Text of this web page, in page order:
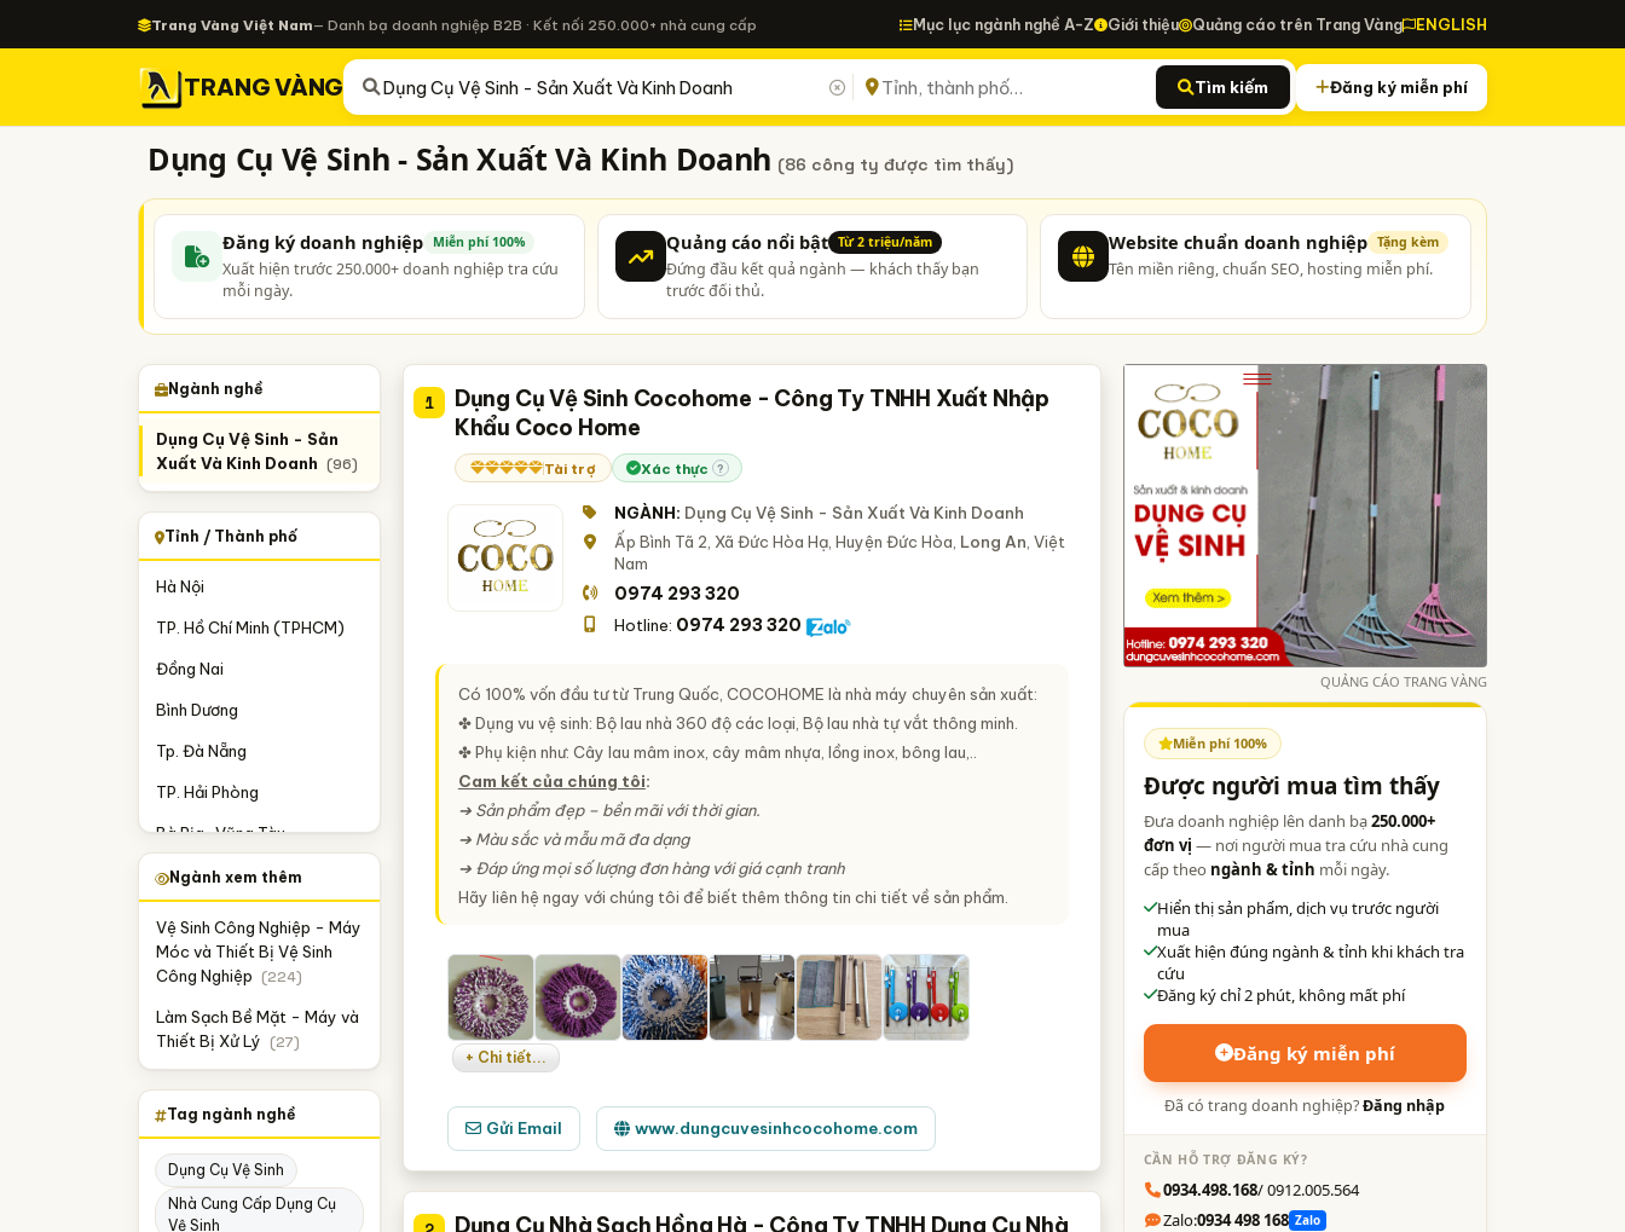
Trang Vàng Việt Nam— Danh bạ doanh nghiệp B2B · Kết nối 250.000+ nhà cung cấp Mục lục ngành nghề A-Z Giới thiệu Quảng cáo trên Trang Vàng ENGLISH
TRANG VÀNG Tìm kiếm Đăng ký miễn phí
Dụng Cụ Vệ Sinh - Sản Xuất Và Kinh Doanh (86 công ty được tìm thấy)
Đăng ký doanh nghiệp Miễn phí 100%
Xuất hiện trước 250.000+ doanh nghiệp tra cứu
mỗi ngày.
Quảng cáo nổi bật Từ 2 triệu/năm
Đứng đầu kết quả ngành — khách thấy bạn
trước đối thủ.
Website chuẩn doanh nghiệp Tặng kèm
Tên miền riêng, chuẩn SEO, hosting miễn phí.
Ngành nghề
Dụng Cụ Vệ Sinh - Sản
Xuất Và Kinh Doanh (96)
Tỉnh / Thành phố
Hà Nội
TP. Hồ Chí Minh (TPHCM)
Đồng Nai
Bình Dương
Tp. Đà Nẵng
TP. Hải Phòng
Bà Rịa-Vũng Tàu
Bắc Ninh
Thanh Hóa
Bến Tre
Hải Dương
Long An
Tiền Giang
Ngành xem thêm
Vệ Sinh Công Nghiệp - Máy
Móc và Thiết Bị Vệ Sinh
Công Nghiệp (224)
Làm Sạch Bề Mặt - Máy và
Thiết Bị Xử Lý (27)
Tag ngành nghề
Dụng Cụ Vệ Sinh
Nhà Cung Cấp Dụng Cụ
Vệ Sinh
1
Dụng Cụ Vệ Sinh Cocohome - Công Ty TNHH Xuất Nhập
Khẩu Coco Home
Tài trợ Xác thực ?
NGÀNH: Dụng Cụ Vệ Sinh - Sản Xuất Và Kinh Doanh
Ấp Bình Tã 2, Xã Đức Hòa Hạ, Huyện Đức Hòa, Long An , Việt
Nam
0974 293 320
Hotline: 0974 293 320
Có 100% vốn đầu tư từ Trung Quốc, COCOHOME là nhà máy chuyên sản xuất:
✤ Dụng vu vệ sinh: Bộ lau nhà 360 độ các loại, Bộ lau nhà tự vắt thông minh.
✤ Phụ kiện như: Cây lau mâm inox, cây mâm nhựa, lồng inox, bông lau,..
Cam kết của chúng tôi:
➔ Sản phẩm đẹp – bền mãi với thời gian.
➔ Màu sắc và mẫu mã đa dạng
➔ Đáp ứng mọi số lượng đơn hàng với giá cạnh tranh
Hãy liên hệ ngay với chúng tôi để biết thêm thông tin chi tiết về sản phẩm.
+ Chi tiết...
Gửi Email www.dungcuvesinhcocohome.com
Dụng Cụ Nhà Sạch Hồng Hà - Công Ty TNHH Dụng Cụ Nhà
QUẢNG CÁO TRANG VÀNG
Miễn phí 100%
Được người mua tìm thấy
Đưa doanh nghiệp lên danh bạ250.000+
đơn vị — nơi người mua tra cứu nhà cung
cấp theo ngành & tỉnh mỗi ngày.
Hiển thị sản phẩm, dịch vụ trước người
mua
Xuất hiện đúng ngành & tỉnh khi khách tra
cứu
Đăng ký chỉ 2 phút, không mất phí
Đăng ký miễn phí
Đã có trang doanh nghiệp?Đăng nhập
CẦN HỖ TRỢ ĐĂNG KÝ?
0934.498.168/ 0912.005.564
Zalo:0934 498 168 Zalo